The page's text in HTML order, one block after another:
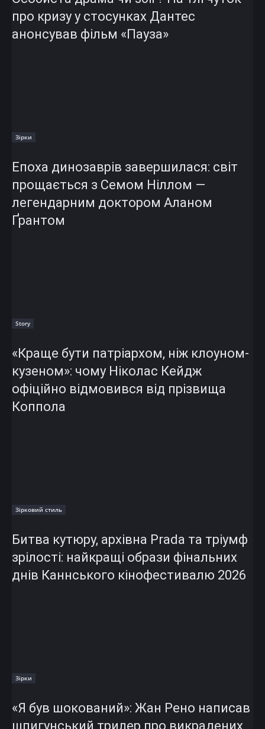
про кризу у стосунках Дантес
анонсував фільм «Пауза»
Зірки
Епоха динозаврів завершилася: світ
прощається з Семом Ніллом —
легендарним доктором Аланом
Ґрантом
Story
«Краще бути патріархом, ніж клоуном-
кузеном»: чому Ніколас Кейдж
офіційно відмовився від прізвища
Коппола
Зірковий стиль
Битва кутюру, архівна Prada та тріумф
зрілості: найкращі образи фінальних
днів Каннського кінофестивалю 2026
Зірки
«Я був шокований»: Жан Рено написав
шпигунський трилер про викрадених